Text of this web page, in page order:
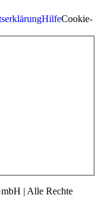
HilfeCookie-
| Alle Rechte